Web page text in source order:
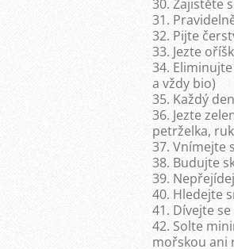
30. Zajistěte
31.
32. Pijte
33. Jezte
34.
a vždy bio)
35. Každý
36. Jezte
petrželka,
37. Vnímejte
38. Budujte
39.
40. Hledejte
41. Dívejte
42. Solte
mořskou ani